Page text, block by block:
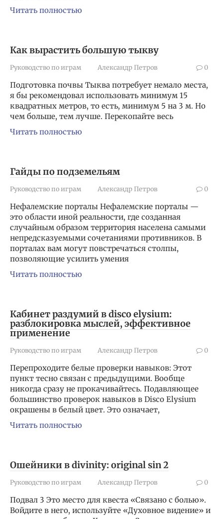
Читать полностью
Как вырастить большую тыкву
Руководство по играм Александр Петров 0
Подготовка почвы Тыква потребует немало места,
я бы рекомендовал использовать минимум 15
квадратных метров, то есть, минимум 5 на 3 м. Но
чем больше, тем лучше. Перекопайте весь
Читать полностью
Гайды по подземельям
Руководство по играм Александр Петров 0
Нефалемские порталы Нефалемские порталы —
это области иной реальности, где созданная
случайным образом территория населена самыми
непредсказуемыми сочетаниями противников. В
порталах вам могут повстречаться столпы,
позволяющие усилить умения
Читать полностью
Кабинет раздумий в disco elysium:
разблокировка мыслей, эффективное
применение
Руководство по играм Александр Петров 0
Перепроходите белые проверки навыков: Этот
пункт тесно связан с предыдущими. Вообще
никогда сразу не прокачивайтесь. Подавляющее
большинство проверок навыков в Disco Elysium
окрашены в белый цвет. Это означает,
Читать полностью
Ошейники в divinity: original sin 2
Руководство по играм Александр Петров 0
Подвал 3 Это место для квеста «Связано с болью».
Войдите в него, используйте «Духовное видение» и